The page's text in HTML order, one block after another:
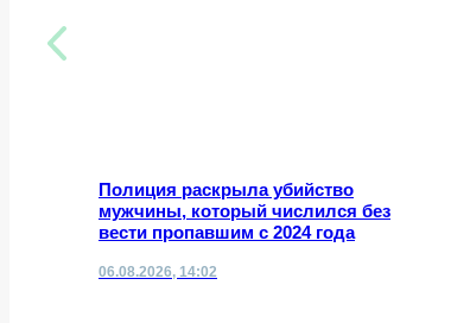
Полиция раскрыла убийство
мужчины, который числился без
вести пропавшим с 2024 года
06.08.2026, 14:02